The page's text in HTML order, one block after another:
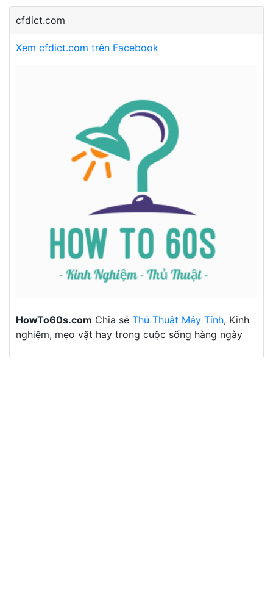
cfdict.com
Xem cfdict.com trên Facebook
HowTo60s.com Chia sẻ Thủ Thuật Máy Tính, Kinh
nghiệm, mẹo vặt hay trong cuộc sống hàng ngày